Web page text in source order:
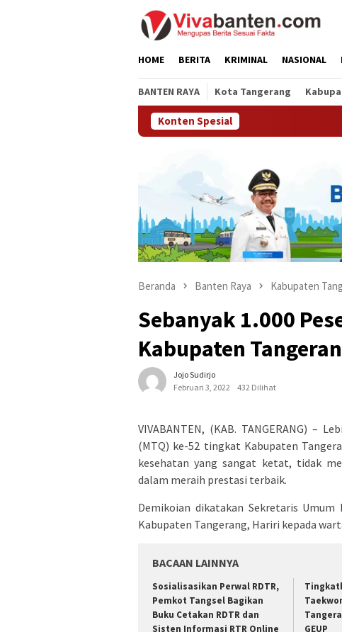
HOME BERITA KRIMINAL NASIONAL
BANTEN RAYA Kota Tangerang
Konten Spesial
Beranda Banten Raya Kabupaten
Sebanyak 1.000
Kabupaten
Jojo Sudirjo
Februari 3, 2022
432 Dilihat
VIVABANTEN, (KAB. TANGERANG) –
(MTQ) ke-52 tingkat Kabupaten
kesehatan yang sangat ketat, tidak
dalam meraih prestasi terbaik.
Demikoian dikatakan Sekretaris
Kabupaten Tangerang, Hariri kepada
BACAAN LAINNYA
Sosialisasikan Perwal RDTR,
Pemkot Tangsel Bagikan
Buku Cetakan RDTR dan
Sisten Informasi RTR Online
GEUP